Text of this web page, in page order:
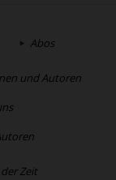
Abos
und Autoren
Zeit